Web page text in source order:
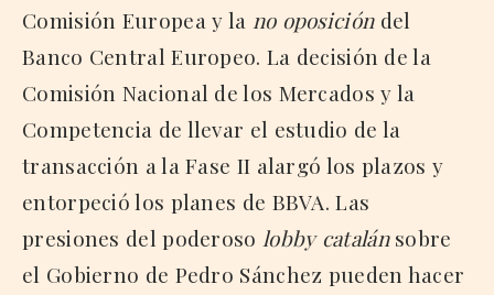
Comisión Europea y la no oposicióndel
Banco Central Europeo. La decisión de la
Comisión Nacional de los Mercados y la
Competencia de llevar el estudio de la
transacción a la Fase II alargó los plazos y
entorpeció los planes de BBVA. Las
presiones del poderoso lobby catalánsobre
el Gobierno de Pedro Sánchez pueden hacer